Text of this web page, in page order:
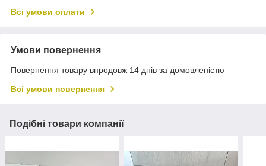
Всі умови оплати
Умови повернення
Повернення товару впродовж 14 днів за домовленістю
Всі умови повернення
Подібні товари компанії